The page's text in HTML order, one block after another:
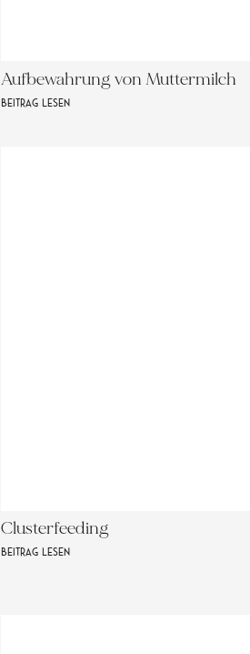
Aufbewahrung von Muttermilch
BEITRAG LESEN
Clusterfeeding
BEITRAG LESEN